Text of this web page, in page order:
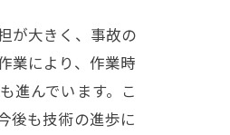
が大きく、事故の
業により、作業時
進んでいます。こ
後も技術の進歩に